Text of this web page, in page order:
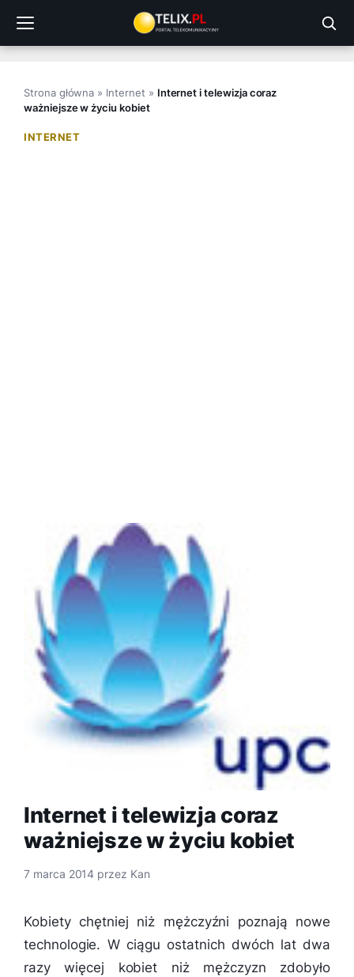
treści
Strona główna » Internet » Internet i telewizja coraz
ważniejsze w życiu kobiet
INTERNET
Internet i telewizja coraz
ważniejsze w życiu kobiet
7 marca 2014 przez Kan
Kobiety chętniej niż mężczyźni poznają nowe
technologie. W ciągu ostatnich dwóch lat dwa
razy więcej kobiet niż mężczyzn zdobyło